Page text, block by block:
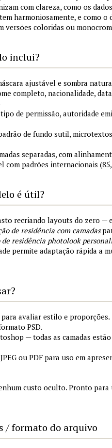
com clareza, como os
harmoniosamente, e como o
versões coloridas ou
inclui?
ajustável e sombra
completo, nacionalidade,
de permissão, autoridade
de fundo sutil,
separadas, com
com padrões internacionais
é útil?
recriando layouts do zero —
de residência com camadas
residência photolook
permite adaptação rápida a
avaliar estilo e proporções.
PSD.
— todas as camadas
ou PDF para uso em
custo oculto. Pronto para
/ formato do arquivo